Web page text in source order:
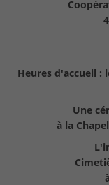
Heures d'accueil :
Une
à la